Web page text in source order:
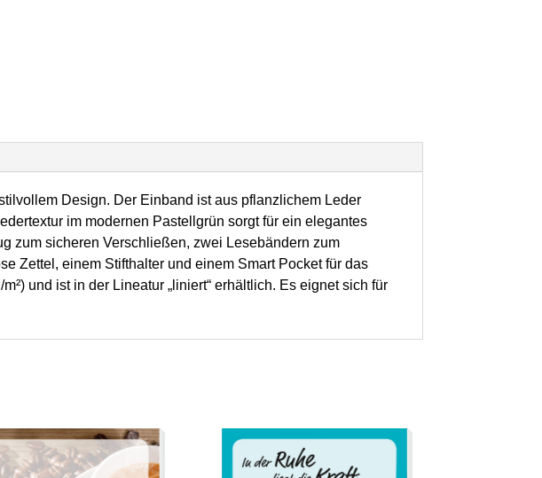
Design. Der Einband ist aus pflanzlichem Leder
im modernen Pastellgrün sorgt für ein elegantes
zum sicheren Verschließen, zwei Lesebändern zum
Zettel, einem Stifthalter und einem Smart Pocket für das
und ist in der Lineatur „liniert“ erhältlich. Es eignet sich für